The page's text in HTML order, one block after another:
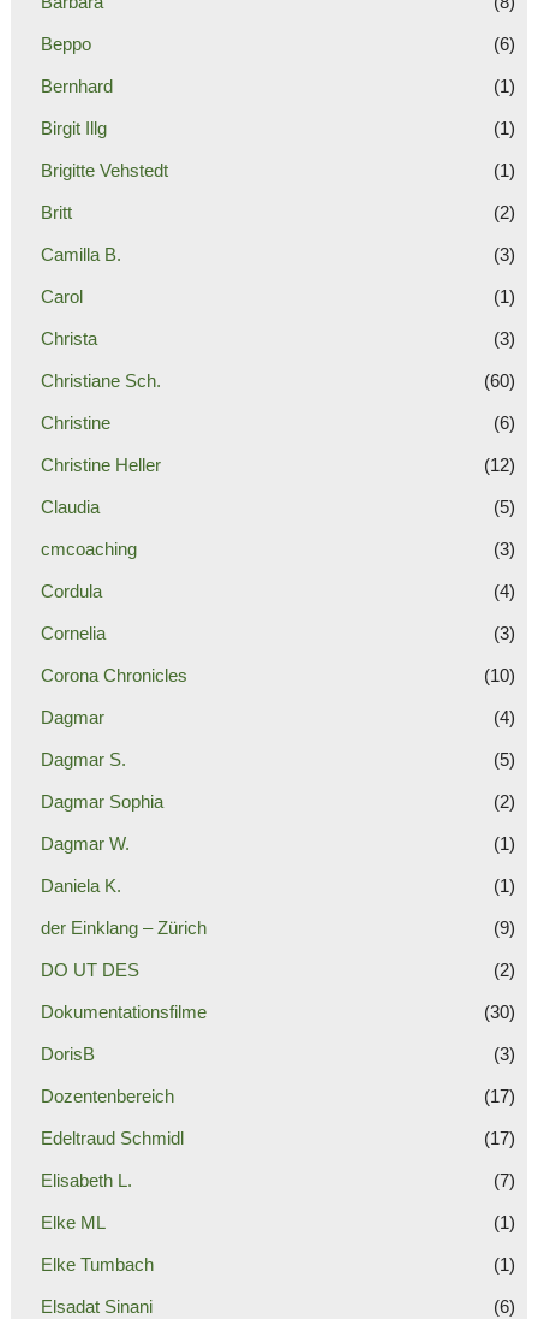
Beppo (6)
Bernhard (1)
Birgit Illg (1)
Brigitte Vehstedt (1)
Britt (2)
Camilla B. (3)
Carol (1)
Christa (3)
Christiane Sch. (60)
Christine (6)
Christine Heller (12)
Claudia (5)
cmcoaching (3)
Cordula (4)
Cornelia (3)
Corona Chronicles (10)
Dagmar (4)
Dagmar S. (5)
Dagmar Sophia (2)
Dagmar W. (1)
Daniela K. (1)
der Einklang – Zürich (9)
DO UT DES (2)
Dokumentationsfilme (30)
DorisB (3)
Dozentenbereich (17)
Edeltraud Schmidl (17)
Elisabeth L. (7)
Elke ML (1)
Elke Tumbach (1)
Elsadat Sinani (6)